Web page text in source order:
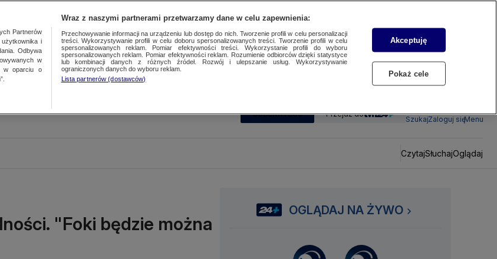
SUBSKRYBUJ Przejdź do
SzukajZaloguj sięMenu
CzytajSłuchajOglądaj
"Foki będzie można
OGLĄDAJ NA ŻYWO
Partnerów
i
Odbywa
w
w oparciu o
Wraz z naszymi partnerami przetwarzamy dane w celu zapewnienia:
Przechowywanie informacji na urządzeniu lub dostęp do nich. Tworzenie profili w celu personalizacji
treści. Wykorzystywanie profili w celu doboru spersonalizowanych treści. Tworzenie profili w celu
spersonalizowanych reklam. Pomiar efektywności treści. Wykorzystanie profili do wyboru
spersonalizowanych reklam. Pomiar efektywności reklam. Rozumienie odbiorców dzięki statystyce
lub kombinacji danych z różnych źródeł. Rozwój i ulepszanie usług. Wykorzystywanie
ograniczonych danych do wyboru reklam.
Lista partnerów (dostawców)
Akceptuję
Pokaż cele